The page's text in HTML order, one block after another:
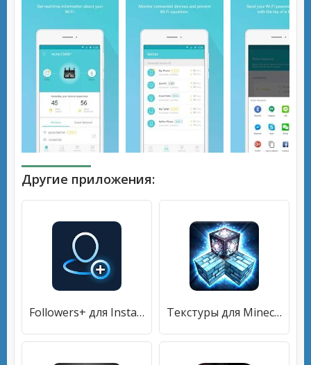
Другие приложения:
Followers+ для Instagram Текстуры для Minecraft PE